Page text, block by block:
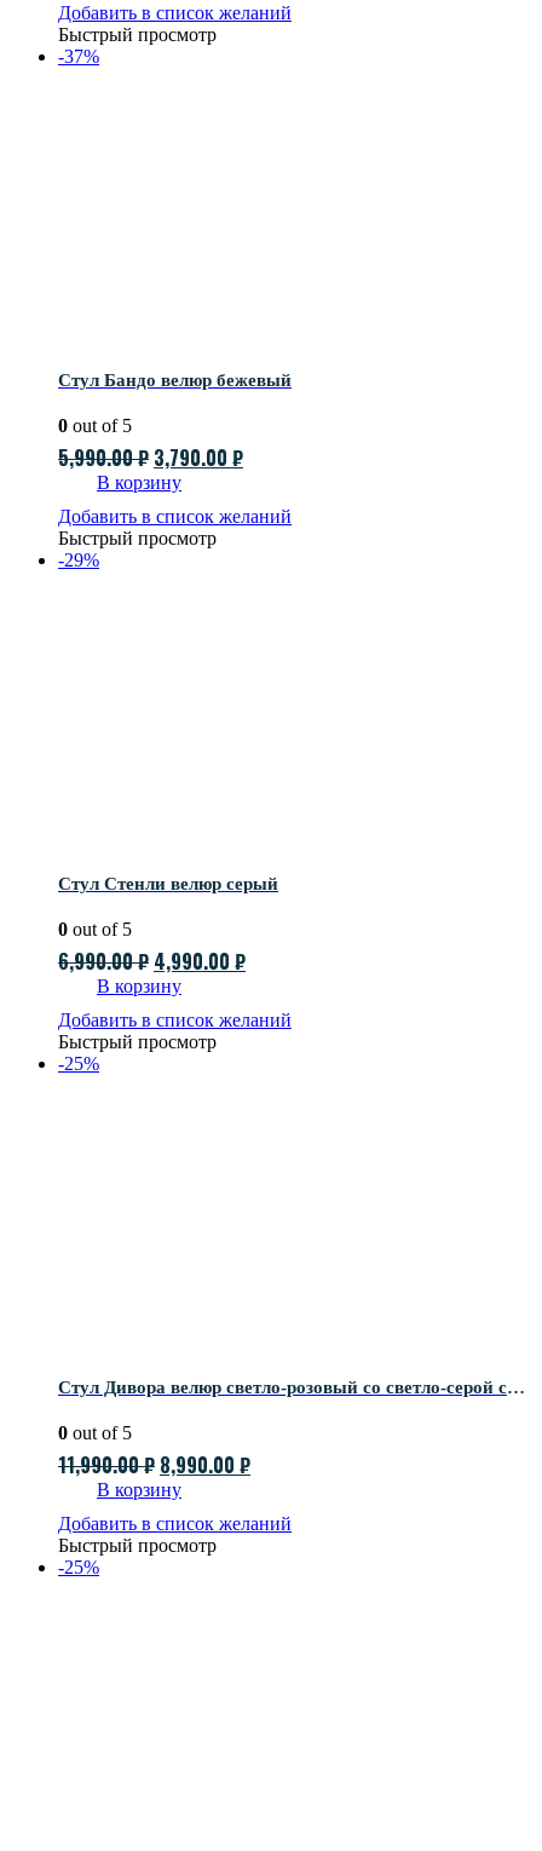
составляла
6,990.00 ₽.
4,990.00 ₽.
Добавить в список желаний
Быстрый просмотр
-37%
Стул Бандо велюр бежевый
0 out of 5
5,990.00₽ Первоначальная
цена
составляла
5,990.00 ₽.
3,790.00 ₽Текущая
3,790.00 ₽.
В корзину
Добавить в список желаний
Быстрый просмотр
-29%
Стул Стенли велюр серый
0 out of 5
6,990.00₽ Первоначальная
цена
составляла
6,990.00 ₽.
4,990.00 ₽Текущая
4,990.00 ₽.
В корзину
Добавить в список желаний
Быстрый просмотр
-25%
Стул Дивора велюр светло-розовый со светло-серой спинкой
0 out of 5
11,990.00₽ Первоначальная
цена
составляла
11,990.00 ₽.
8,990.00 ₽Текущая
8,990.00 ₽.
В корзину
Добавить в список желаний
Быстрый просмотр
-25%